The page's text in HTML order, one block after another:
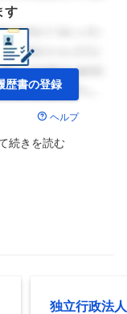
す
歴書の登録
ヘルプ
続きを読む
独立行政法